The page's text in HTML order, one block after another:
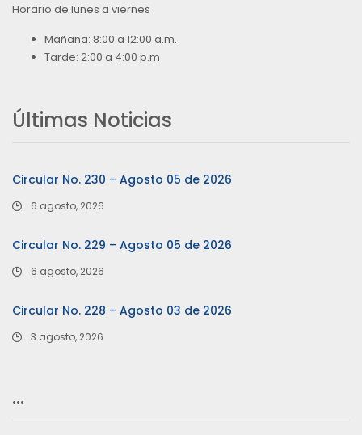
Horario de lunes a viernes
Mañana: 8:00 a 12:00 a.m.
Tarde: 2:00 a 4:00 p.m
Últimas Noticias
Circular No. 230 – Agosto 05 de 2026
6 agosto, 2026
Circular No. 229 – Agosto 05 de 2026
6 agosto, 2026
Circular No. 228 – Agosto 03 de 2026
3 agosto, 2026
…